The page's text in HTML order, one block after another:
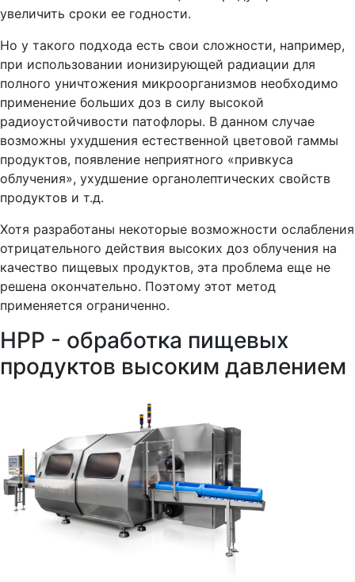
увеличить сроки ее годности.
Но у такого подхода есть свои сложности, например,
при использовании ионизирующей радиации для
полного уничтожения микроорганизмов необходимо
применение больших доз в силу высокой
радиоустойчивости патофлоры. В данном случае
возможны ухудшения естественной цветовой гаммы
продуктов, появление неприятного «привкуса
облучения», ухудшение органолептических свойств
продуктов и т.д.
Хотя разработаны некоторые возможности ослабления
отрицательного действия высоких доз облучения на
качество пищевых продуктов, эта проблема еще не
решена окончательно. Поэтому этот метод
применяется ограниченно.
HPP - обработка пищевых
продуктов высоким давлением